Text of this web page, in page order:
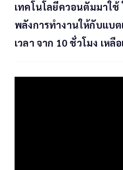
เทคโนโลยีควอนตัมมาใช้
พลังการทำงานให้กับแบ
เวลา จาก 10 ชั่วโมง เหลื